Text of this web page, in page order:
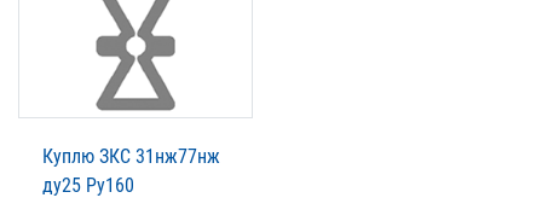
Куплю ЗКС 31нж77нж
ду25 Ру160